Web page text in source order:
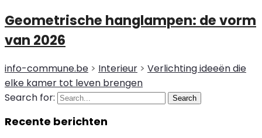
Geometrische hanglampen: de vorm
van 2026
info-commune.be > Interieur > Verlichting ideeën die
elke kamer tot leven brengen
Search for:
Search
Recente berichten